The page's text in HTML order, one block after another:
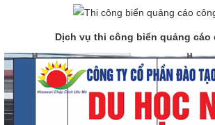
Dịch vụ thi công biển quảng